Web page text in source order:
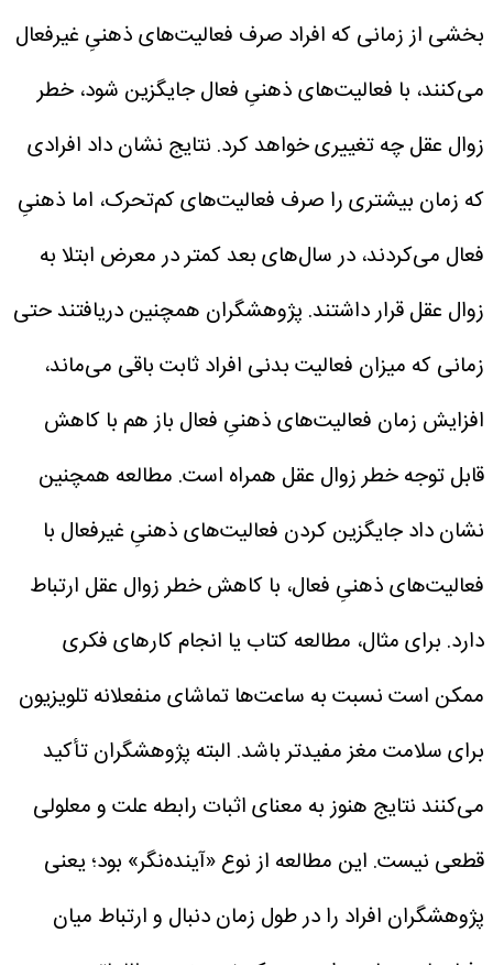
بخشی از زمانی که افراد صرف فعالیت‌های ذهنیِ غیرفعال
می‌کنند، با فعالیت‌های ذهنیِ فعال جایگزین شود، خطر
زوال عقل چه تغییری خواهد کرد. نتایج نشان داد افرادی
که زمان بیشتری را صرف فعالیت‌های کم‌تحرک، اما ذهنیِ
فعال می‌کردند، در سال‌های بعد کمتر در معرض ابتلا به
زوال عقل قرار داشتند. پژوهشگران همچنین دریافتند حتی
زمانی که میزان فعالیت بدنی افراد ثابت باقی می‌ماند،
افزایش زمان فعالیت‌های ذهنیِ فعال باز هم با کاهش
قابل توجه خطر زوال عقل همراه است. مطالعه همچنین
نشان داد جایگزین کردن فعالیت‌های ذهنیِ غیرفعال با
فعالیت‌های ذهنیِ فعال، با کاهش خطر زوال عقل ارتباط
دارد. برای مثال، مطالعه کتاب یا انجام کار‌های فکری
ممکن است نسبت به ساعت‌ها تماشای منفعلانه تلویزیون
برای سلامت مغز مفیدتر باشد. البته پژوهشگران تأکید
می‌کنند نتایج هنوز به معنای اثبات رابطه علت و معلولی
قطعی نیست. این مطالعه از نوع «آینده‌نگر» بود؛ یعنی
پژوهشگران افراد را در طول زمان دنبال و ارتباط میان